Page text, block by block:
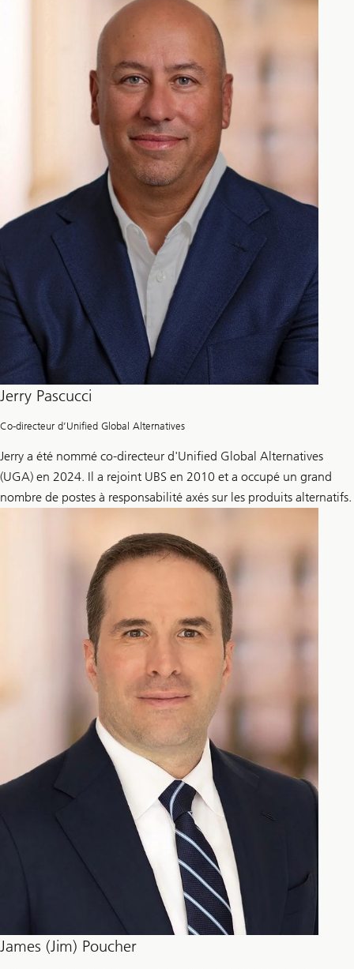
Jerry Pascucci
Co-directeur d’Unified Global Alternatives
Jerry a été nommé co-directeur d'Unified Global Alternatives
(UGA) en 2024. Il a rejoint UBS en 2010 et a occupé un grand
nombre de postes à responsabilité axés sur les produits alternatifs.
James (Jim) Poucher